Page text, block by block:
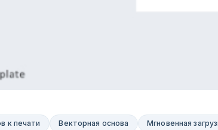
к печати Векторная основа Мгновенная